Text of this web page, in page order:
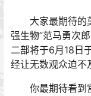
大家最期待的莫
强生物”范马勇次
二部将于6月18日
经让无数观众迫不
你最期待看到宫